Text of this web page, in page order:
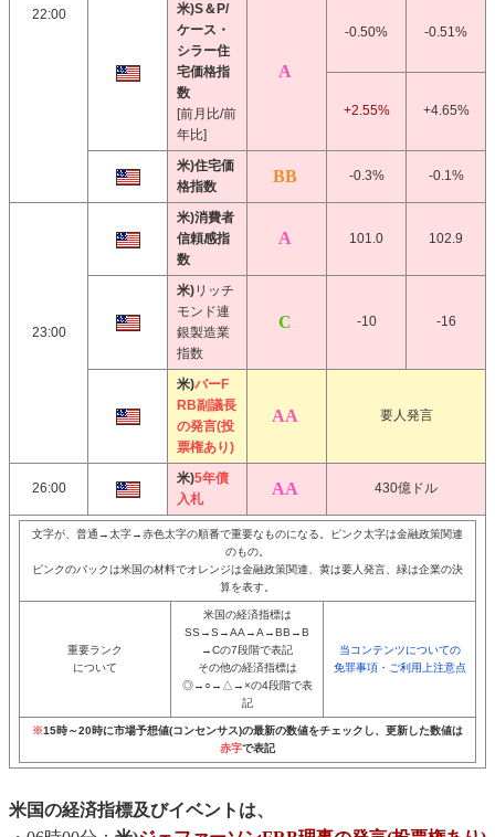
22:00
米)S＆P/
ケース・
シラー住
宅価格指
数
[前月比/前
年比]
-0.50% -0.51%
+2.55% +4.65%
米)住宅価
格指数
-0.3% -0.1%
23:00
米)消費者
信頼感指
数
101.0 102.9
米)リッチ
モンド連
銀製造業
指数
-10 -16
米)バーF
RB副議長
の発言(投
票権あり)
要人発言
26:00
米)5年債
入札
430億ドル
文字が、普通→太字→赤色太字の順番で重要なものになる。ピンク太字は金融政策関連
のもの。
ピンクのバックは米国の材料でオレンジは金融政策関連、黄は要人発言、緑は企業の決
算を表す。
重要ランク
について
米国の経済指標は
SS→S→AA→A→BB→B
→Cの7段階で表記
その他の経済指標は
◎→○→△→×の4段階で表
記
当コンテンツについての
免罪事項・ご利用上注意点
※15時～20時に市場予想値(コンセンサス)の最新の数値をチェックし、更新した数値は
赤字で表記
米国の経済指標及びイベントは、